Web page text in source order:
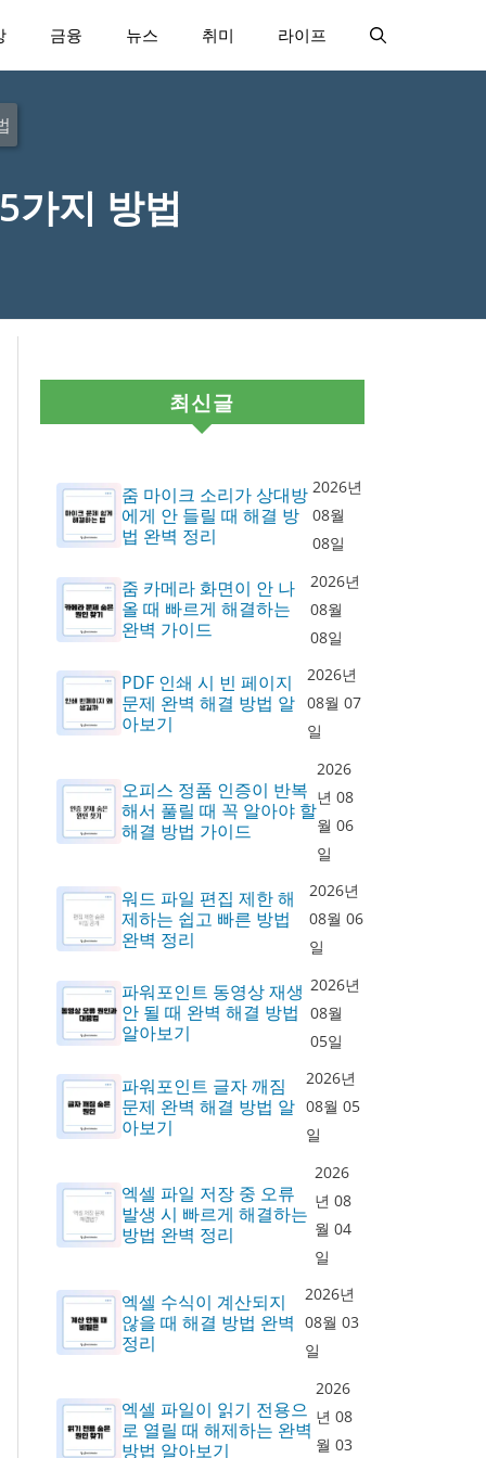
금융 뉴스 취미 라이프
가지 방법
최신글
줌 마이크 소리가 상대방
에게 안 들릴 때 해결 방
법 완벽 정리
2026년
08월
08일
줌 카메라 화면이 안 나
올 때 빠르게 해결하는
완벽 가이드
2026년
08월
08일
PDF 인쇄 시 빈 페이지
문제 완벽 해결 방법 알
아보기
2026년
08월 07
일
오피스 정품 인증이 반복
해서 풀릴 때 꼭 알아야 할
해결 방법 가이드
2026
년 08
월 06
일
워드 파일 편집 제한 해
제하는 쉽고 빠른 방법
완벽 정리
2026년
08월 06
일
파워포인트 동영상 재생
안 될 때 완벽 해결 방법
알아보기
2026년
08월
05일
파워포인트 글자 깨짐
문제 완벽 해결 방법 알
아보기
2026년
08월 05
일
엑셀 파일 저장 중 오류
발생 시 빠르게 해결하는
방법 완벽 정리
2026
년 08
월 04
일
엑셀 수식이 계산되지
않을 때 해결 방법 완벽
정리
2026년
08월 03
일
엑셀 파일이 읽기 전용으
로 열릴 때 해제하는 완벽
방법 알아보기
2026
년 08
월 03